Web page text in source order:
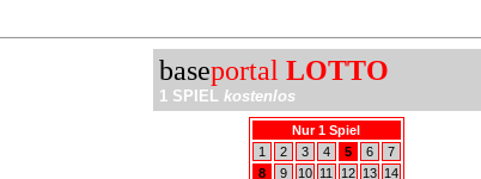
baseportal LOTTO
1 SPIEL kostenlos
Nur 1 Spiel
1
2 3 4 5 6
7
8
9 10 11 12 13
14